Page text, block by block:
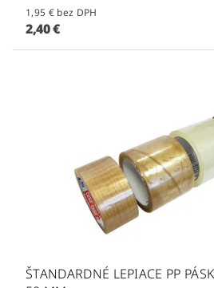
1,95 € bez DPH
2,40 €
ŠTANDARDNÉ LEPIACE PP